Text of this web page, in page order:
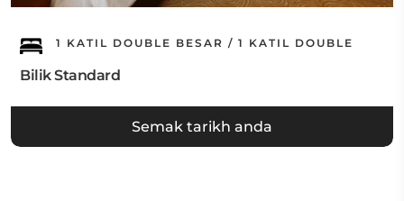
1 KATIL DOUBLE BESAR / 1 KATIL DOUBLE
Bilik Standard
Semak tarikh anda